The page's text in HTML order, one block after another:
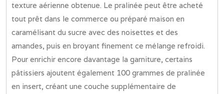
texture aérienne obtenue. Le pralinée peut être acheté
tout prêt dans le commerce ou préparé maison en
caramélisant du sucre avec des noisettes et des
amandes, puis en broyant finement ce mélange refroidi.
Pour enrichir encore davantage la garniture, certains
pâtissiers ajoutent également 100 grammes de pralinée
en insert, créant une couche supplémentaire de